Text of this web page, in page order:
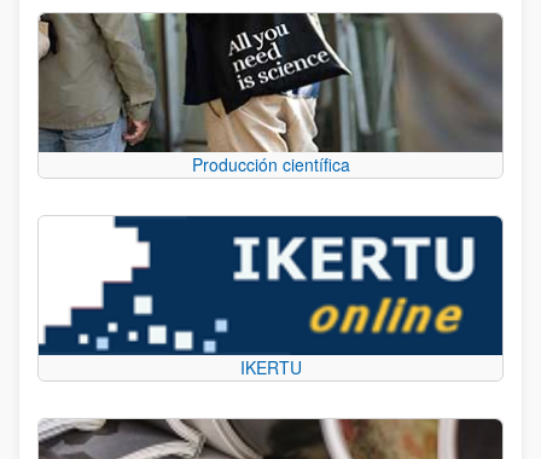
Producción científica
IKERTU